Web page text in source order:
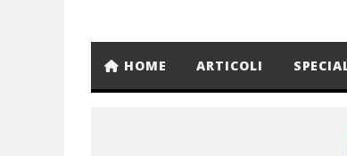
HOME ARTICOLI